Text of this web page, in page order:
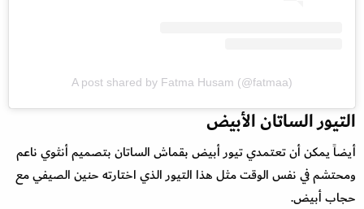
A post shared by Fatma Husam (@fatmaa)
التيور الساتان الأبيض
أيضاً يمكن أن تعتمدي تيور أبيض بقماش الساتان بتصميم أنثوي ناعم
ومحتشم في نفس الوقت مثل هذا التيور الذي اختارته حنين الصيفي مع
حجاب أبيض.